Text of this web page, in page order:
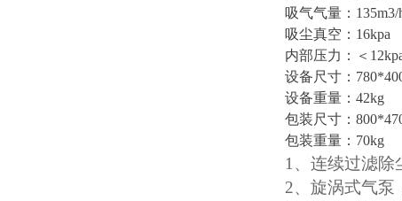
吸气气量： 135m3/
吸尘真空： 16kpa
内部压力：＜
设备尺寸：
设备重量： 42kg
包装尺寸：
包装重量： 70kg
1、 连续过滤除
2、 旋涡式气泵